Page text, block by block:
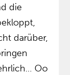
die
darüber,
Oo